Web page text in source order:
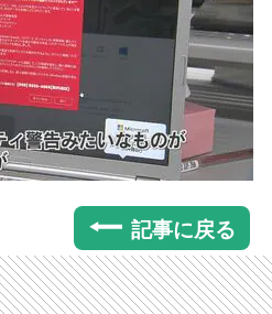
記事に戻る